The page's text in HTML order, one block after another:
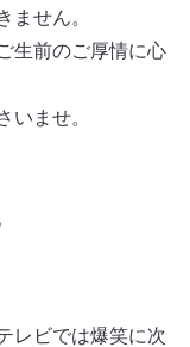
ません。
生前のご厚情に心
いませ。
レビでは爆笑に次